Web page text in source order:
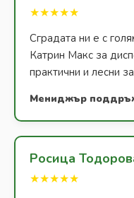
★★★★★
Сградата ни е с
Катрин Макс за
практични и лесни
Мениджър
Росица
★★★★★